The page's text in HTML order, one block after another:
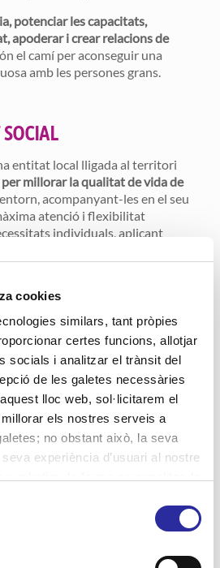
cookies
similars, tant pròpies
certes funcions, allotjar
socials i analitzar el trànsit del
de les galetes necessàries
lloc web, sol·licitarem el
els nostres serveis a
no obstant això, la seva
experiència d’usuari al nostre
potenciar les capacitats,
apoderar i crear relacions de
el camí per aconseguir una
amb les persones grans.
entitat local lligada al territori
millorar la qualitat de vida de
acompanyant-les en el seu
atenció i flexibilitat
individuals, aplicant
de 2.500 persones, donem servei